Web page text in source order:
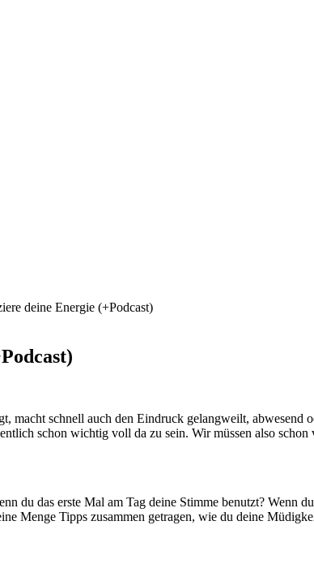
deine Energie (+Podcast)
schnell auch den Eindruck gelangweilt, abwesend
schon wichtig voll da zu sein. Wir müssen also
du das erste Mal am Tag deine Stimme benutzt? Wenn
Menge Tipps zusammen getragen, wie du deine